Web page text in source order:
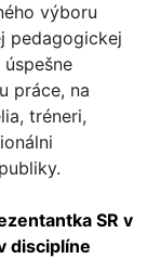
výboru
pedagogickej
práce, na
tréneri,
SR v
disciplíne